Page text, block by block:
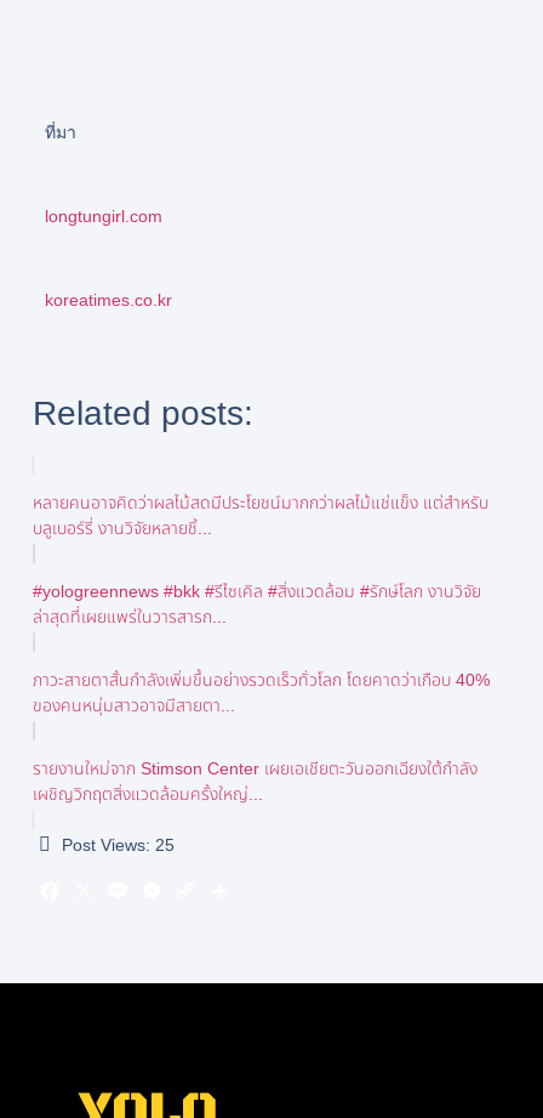
ที่มา
longtungirl.com
koreatimes.co.kr
Related posts:
หลายคนอาจคิดว่าผลไม้สดมีประโยชน์มากกว่าผลไม้แช่แข็ง แต่สำหรับ
บลูเบอร์รี่ งานวิจัยหลายชิ้...
#yologreennews #bkk #รีไซเคิล #สิ่งแวดล้อม #รักษ์โลก งานวิจัย
ล่าสุดที่เผยแพร่ในวารสารก...
ภาวะสายตาสั้นกำลังเพิ่มขึ้นอย่างรวดเร็วทั่วโลก โดยคาดว่าเกือบ 40%
ของคนหนุ่มสาวอาจมีสายตา...
รายงานใหม่จาก Stimson Center เผยเอเชียตะวันออกเฉียงใต้กำลัง
เผชิญวิกฤตสิ่งแวดล้อมครั้งใหญ่...
Post Views: 25